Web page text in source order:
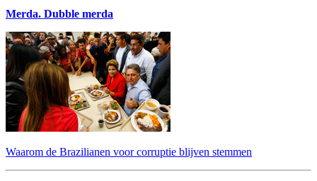
Merda. Dubble merda
Waarom de Brazilianen voor corruptie blijven stemmen